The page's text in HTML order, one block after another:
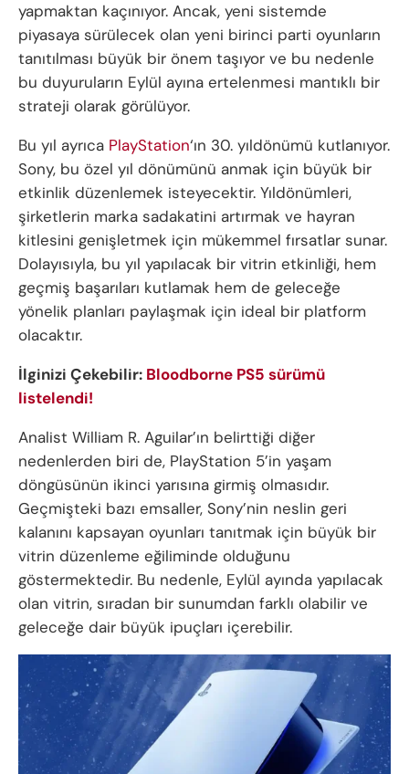
yapmaktan kaçınıyor. Ancak, yeni sistemde
piyasaya sürülecek olan yeni birinci parti oyunların
tanıtılması büyük bir önem taşıyor ve bu nedenle
bu duyuruların Eylül ayına ertelenmesi mantıklı bir
strateji olarak görülüyor.
Bu yıl ayrıca PlayStation‘ın 30. yıldönümü kutlanıyor.
Sony, bu özel yıl dönümünü anmak için büyük bir
etkinlik düzenlemek isteyecektir. Yıldönümleri,
şirketlerin marka sadakatini artırmak ve hayran
kitlesini genişletmek için mükemmel fırsatlar sunar.
Dolayısıyla, bu yıl yapılacak bir vitrin etkinliği, hem
geçmiş başarıları kutlamak hem de geleceğe
yönelik planları paylaşmak için ideal bir platform
olacaktır.
İlginizi Çekebilir: Bloodborne PS5 sürümü
listelendi!
Analist William R. Aguilar’ın belirttiği diğer
nedenlerden biri de, PlayStation 5’in yaşam
döngüsünün ikinci yarısına girmiş olmasıdır.
Geçmişteki bazı emsaller, Sony’nin neslin geri
kalanını kapsayan oyunları tanıtmak için büyük bir
vitrin düzenleme eğiliminde olduğunu
göstermektedir. Bu nedenle, Eylül ayında yapılacak
olan vitrin, sıradan bir sunumdan farklı olabilir ve
geleceğe dair büyük ipuçları içerebilir.